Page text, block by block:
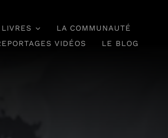
LA COMMUNAUTÉ
VIDÉOS
LE BLOG